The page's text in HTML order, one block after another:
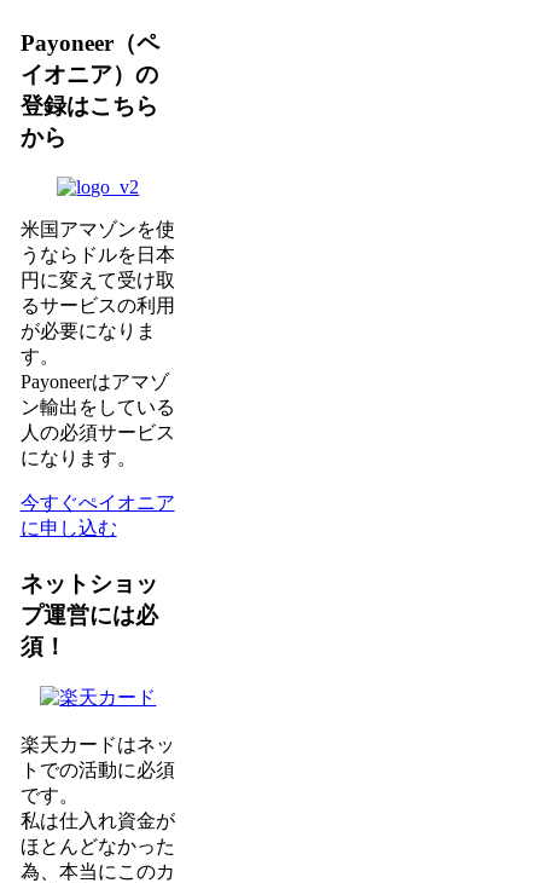
Payoneer（ペ
イオニア）の
登録はこちら
から
米国アマゾンを使
うならドルを日本
円に変えて受け取
るサービスの利用
が必要になりま
す。
Payoneerはアマゾ
ン輸出をしている
人の必須サービス
になります。
今すぐぺイオニア
に申し込む
ネットショッ
プ運営には必
須！
楽天カードはネッ
トでの活動に必須
です。
私は仕入れ資金が
ほとんどなかった
為、本当にこのカ